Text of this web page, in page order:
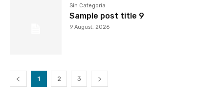
Sin Categoría
Sample post title 9
9 August, 2026
1 2 3